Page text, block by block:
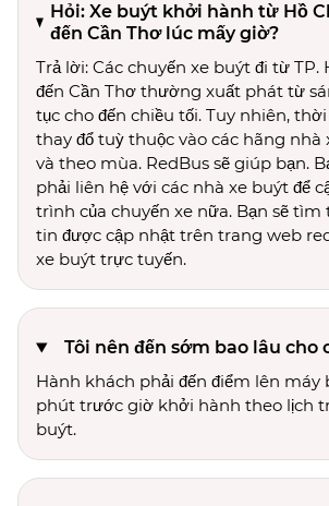
Hỏi: Xe buýt khởi hành từ Hồ
đến Cần Thơ lúc mấy giờ?
Trả lời: Các chuyến xe buýt đi từ TP.
đến Cần Thơ thường xuất phát từ
tục cho đến chiều tối. Tuy nhiên,
thay đổ tuỳ thuộc vào các hãng nhà
và theo mùa. RedBus sẽ giúp bạn.
phải liên hệ với các nhà xe buýt để
trình của chuyến xe nữa. Bạn sẽ
tin được cập nhật trên trang web
xe buýt trực tuyến.
Tôi nên đến sớm bao lâu cho
Hành khách phải đến điểm lên máy
phút trước giờ khởi hành theo lịch
buýt.